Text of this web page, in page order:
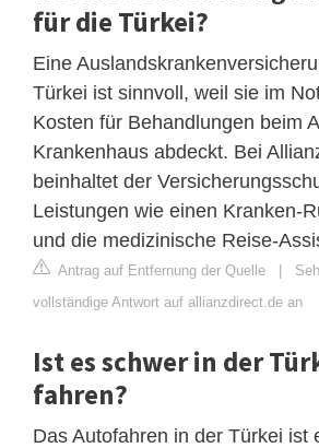
für die Türkei?
Eine
Türkei ist sinnvoll, weil sie im
Kosten für Behandlungen beim
Krankenhaus abdeckt. Bei
beinhaltet der
Leistungen wie einen Kranken-
und die medizinische Reise-
Antrag auf Entfernung der Quelle |
vollständige Antwort auf allianzdirect.de an
Ist es schwer in der
fahren?
Das Autofahren in der Türkei ist